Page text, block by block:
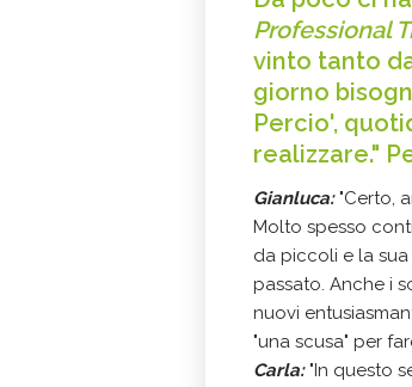
Professional
vinto tanto
giorno
Percio',
realizzare."
Gianluca:"Certo,
Molto spesso
da piccoli e la
passato. Anche i
nuovi
"una scusa" per
Carla: "In questo